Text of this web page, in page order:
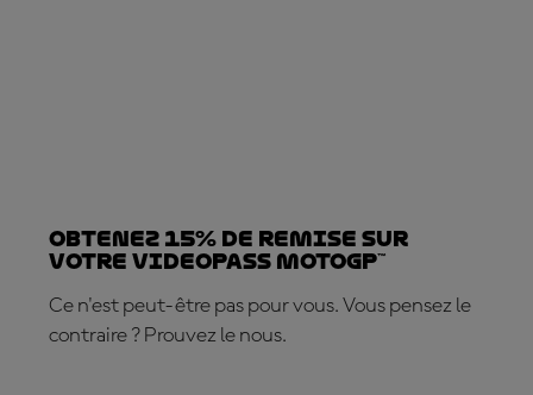
Obtenez 15% de REMISE sur
votre VideoPass MotoGP™
Ce n'est peut-être pas pour vous. Vous pensez le
contraire ? Prouvez le nous.